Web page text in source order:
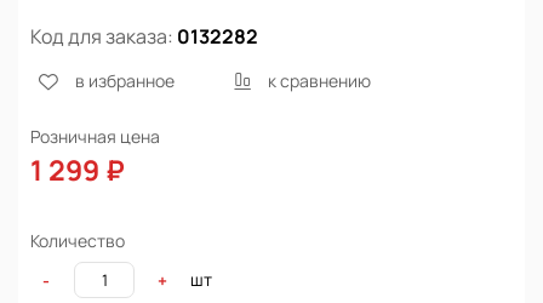
Код для заказа: 0132282
в избранное к сравнению
Розничная цена
1 299 ₽
Количество
-
+ шт